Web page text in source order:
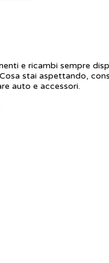
e ricambi sempre
stai aspettando,
auto e accessori.